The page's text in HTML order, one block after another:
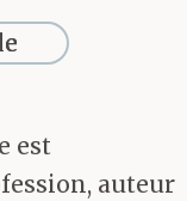
de
de
et
est
auteur